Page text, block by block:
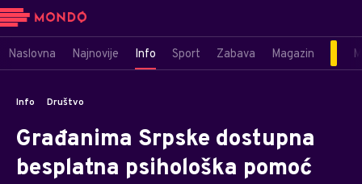
Naslovna Najnovije Info Sport Zabava Magazin
Info Društvo
Građanima Srpske dostupna
besplatna psihološka pomoć